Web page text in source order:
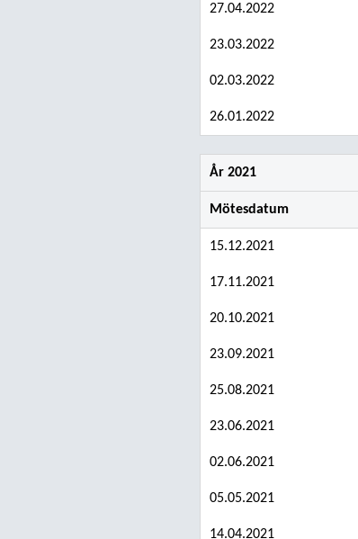
27.04.2022
23.03.2022
02.03.2022
26.01.2022
År 2021
Mötesdatum
15.12.2021
17.11.2021
20.10.2021
23.09.2021
25.08.2021
23.06.2021
02.06.2021
05.05.2021
14.04.2021